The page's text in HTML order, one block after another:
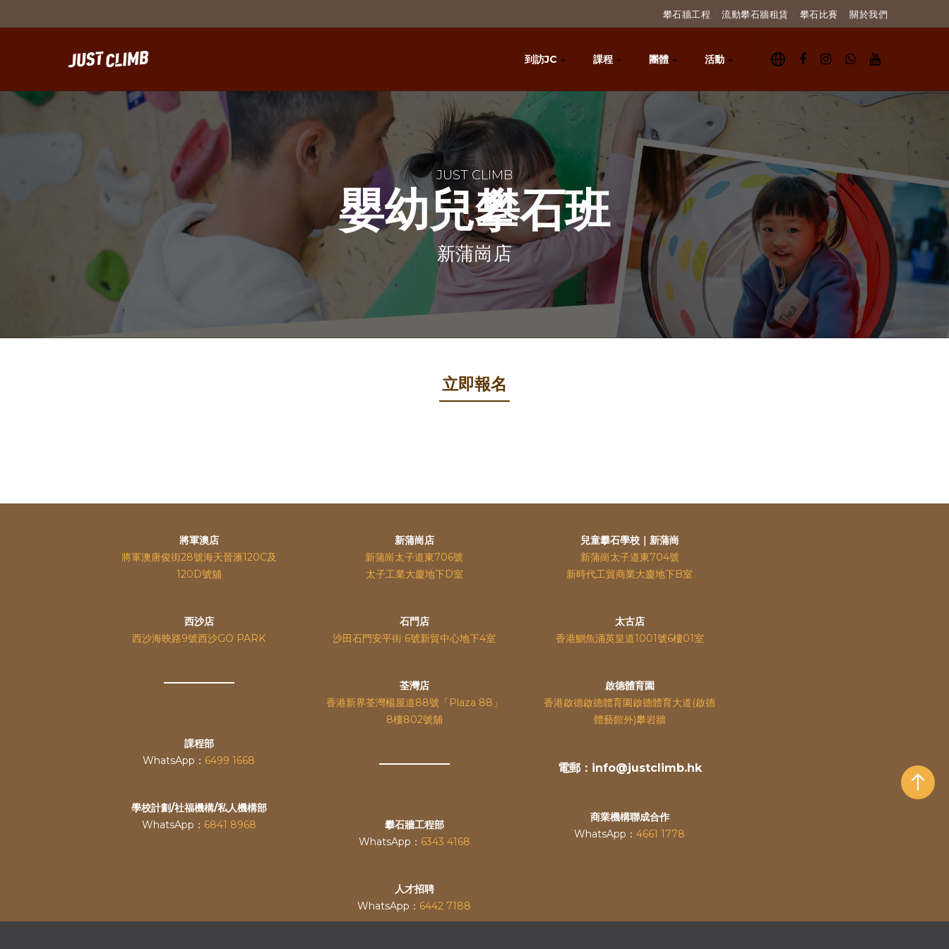
攀石牆工程 流動攀石牆租賃 攀石比賽 關於我們
到訪JC 課程 團體 活動
JUST CLIMB
嬰幼兒攀石班
新蒲崗店
立即報名
將軍澳店
將軍澳唐俊街28號海天晉滙120C及
120D號舖
西沙店
西沙海映路9號西沙GO PARK
課程部
WhatsApp： 6499 1668
學校計劃/社福機構/私人機構部
WhatsApp： 6841 8968
新蒲崗店
新蒲崗太子道東706號
太子工業大廈地下D室
石門店
沙田石門安平街 6號新貿中心地下4室
荃灣店
香港新界荃灣楊屋道88號「Plaza 88」
8樓802號舖
攀石牆工程部
WhatsApp： 6343 4168
人才招聘
WhatsApp： 6442 7188
兒童攀石學校｜新蒲崗
新蒲崗太子道東704號
新時代工貿商業大廈地下B室
太古店
香港鰂魚涌英皇道1001號6樓01室
啟德體育園
香港啟德啟德體育園啟德體育大道(啟德
體藝館外)攀岩牆
電郵：info@justclimb.hk
商業機構聯成合作
WhatsApp：4661 1778